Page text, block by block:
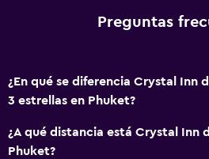
Preguntas
¿En qué se diferencia Crystal Inn
3 estrellas en Phuket?
¿A qué distancia está Crystal Inn
Phuket?